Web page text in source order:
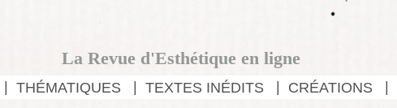
La Revue d'Esthétique en ligne
THÉMATIQUES TEXTES INÉDITS CRÉATIONS